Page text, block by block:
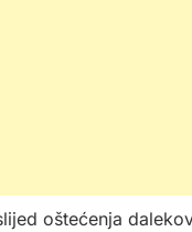
oštećenja